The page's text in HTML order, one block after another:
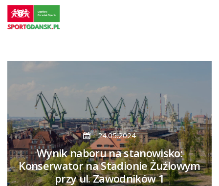
Przejdź
do
24.05.2024
Wynik naboru na stanowisko:
Konserwator na Stadionie Żużlowym
przy ul. Zawodników 1